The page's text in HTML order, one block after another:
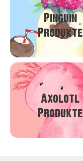
Pinguin
Produkte
Axolotl
Produkte